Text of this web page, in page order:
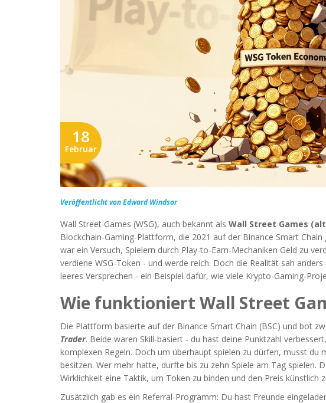
18
Februar
Veröffentlicht von Edward Windsor
Wall Street Games (WSG), auch bekannt als Wall Street Games
Blockchain-Gaming-Plattform, die 2021 auf der Binance Smart
war ein Versuch, Spielern durch Play-to-Earn-Mechaniken Geld zu
verdiene WSG-Token - und werde reich. Doch die Realität sah
leeres Versprechen - ein Beispiel dafür, wie viele Krypto-Gaming-
Wie funktioniert Wall Street
Die Plattform basierte auf der Binance Smart Chain (BSC) und bot
Trader. Beide waren Skill-basiert - du hast deine Punktzahl
komplexen Regeln. Doch um überhaupt spielen zu dürfen, musst du
besitzen. Wer mehr hatte, durfte bis zu zehn Spiele am Tag spielen.
Wirklichkeit eine Taktik, um Token zu binden und den Preis künstlich
Zusätzlich gab es ein Referral-Programm: Du hast Freunde